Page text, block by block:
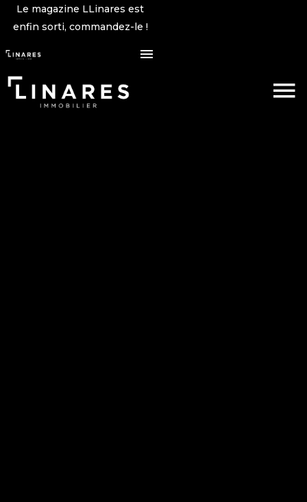
Le magazine LLinares est
enfin sorti, commandez-le !